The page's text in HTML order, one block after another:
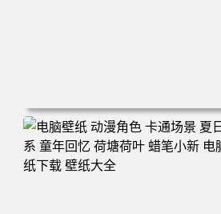
电脑壁纸 二次元角色 动漫角色 女帝
克 海贼王 电脑桌面 高清壁纸 壁纸下